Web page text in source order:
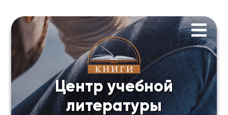
О компании
Новости
Новинки
Нормативная база
Партнеры
Прайс лист
Контакты
Центр учебной
литературы